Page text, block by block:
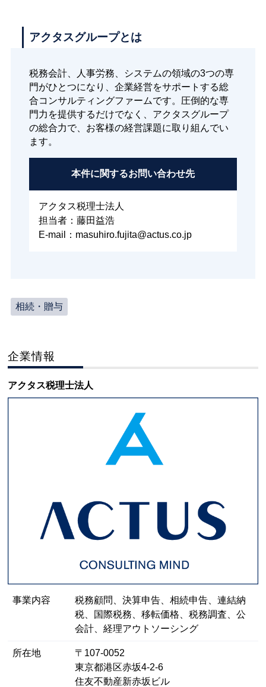
アクタスグループとは
税務会計、人事労務、システムの領域の3つの専
門がひとつになり、企業経営をサポートする総
合コンサルティングファームです。圧倒的な専
門力を提供するだけでなく、アクタスグループ
の総合力で、お客様の経営課題に取り組んでい
ます。
本件に関するお問い合わせ先
アクタス税理士法人
担当者：藤田益浩
E-mail：masuhiro.fujita@actus.co.jp
相続・贈与
企業情報
アクタス税理士法人
事業内容
税務顧問、決算申告、相続申告、連結納
税、国際税務、移転価格、税務調査、公
会計、経理アウトソーシング
所在地
〒107-0052
東京都港区⾚坂4-2-6
住友不動産新赤坂ビル